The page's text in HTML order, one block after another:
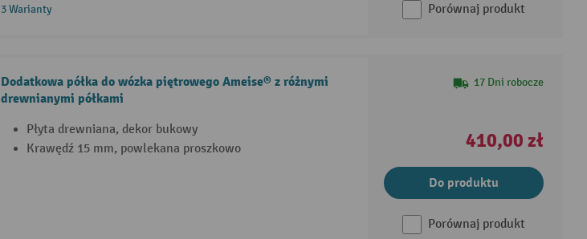
3 Warianty Porównaj produkt
Dodatkowa półka do wózka piętrowego Ameise® z różnymi
drewnianymi półkami
Płyta drewniana, dekor bukowy
Krawędź 15 mm, powlekana proszkowo
17 Dni robocze
410,00 zł
Do produktu
Porównaj produkt